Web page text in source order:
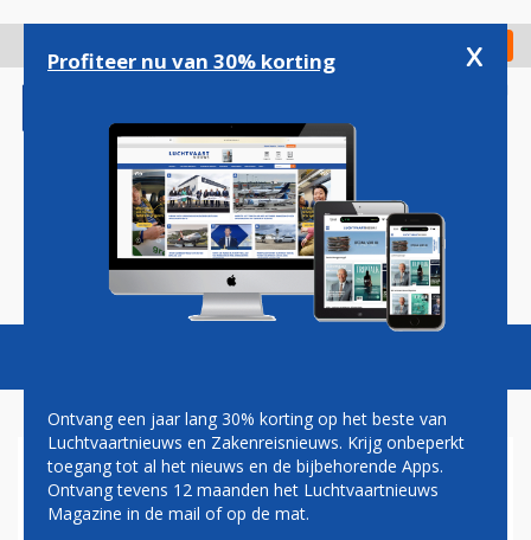
gaan
Check in
Magazine Podcasts Vacatures
LUFTHANSA
Profiteer nu van 30% korting x
Ontvang een jaar lang 30% korting op het beste van
Luchtvaartnieuws en Zakenreisnieuws. Krijg onbeperkt
toegang tot al het nieuws en de bijbehorende Apps.
Ontvang tevens 12 maanden het Luchtvaartnieuws
Magazine in de mail of op de mat.